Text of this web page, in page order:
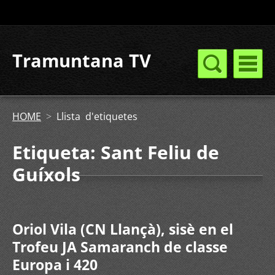
Tramuntana TV
HOME > Llista d'etiquetes
Etiqueta: Sant Feliu de
Guíxols
Oriol Vila (CN Llançà), sisè en el
Trofeu JA Samaranch de classe
Europa i 420